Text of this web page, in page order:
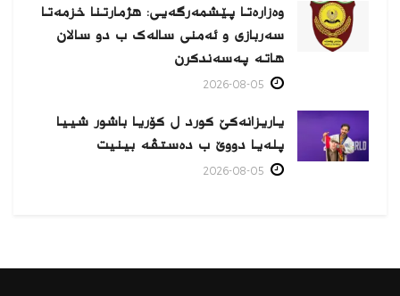
وەزارەتا پێشمەرگەیی: هژمارتنا خزمەتا
سەربازی و ئەمنی سالەک ب دو سالان
هاتە پەسەندكرن
یاریزانەكێ کورد ل کۆریا باشور شییا
پلەیا دووێ ب دەستڤە بینیت